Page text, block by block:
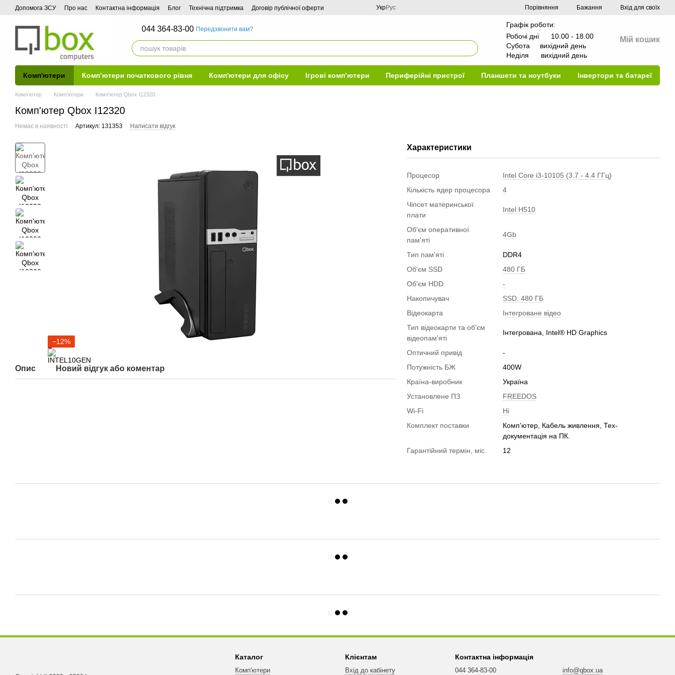
Перейти до основного контенту
Допомога ЗСУ Про нас Контактна інформація Блог Технічна підтримка Договір публічної оферти УкрРус Порівняння Бажання Вхід для своїх
044 364-83-00 Передзвонити вам?
Графік роботи:
Робочі дні 10.00 - 18.00
Субота вихідний день
Неділя вихідний день
Мій кошик
Комп'ютери Комп’ютери початкового рівня Комп'ютери для офісу Ігрові комп’ютери Периферійні пристрої Планшети та ноутбуки Інвертори та батареї
Компʼютер Комп'ютери Комп'ютер Qbox I12320
Комп'ютер Qbox I12320
Немає в наявності Артикул: 131353 Написати відгук
−12%
Опис Новий відгук або коментар
Характеристики
Процесор
Intel Core i3-10105 (3.7 - 4.4 ГГц)
Кількість ядер процесора
4
Чіпсет материнської
плати
Intel H510
Об'єм оперативної
пам'яті
4Gb
Тип пам'яті
DDR4
Об'єм SSD
480 ГБ
Об'єм HDD
-
Накопичувач
SSD: 480 ГБ
Відеокарта
Інтегроване відео
Тип відеокарти та об'єм
відеопам'яті
Інтегрована, Intel® HD Graphics
Оптичний привід
-
Потужність БЖ
400W
Країна-виробник
Україна
Установлене ПЗ
FREEDOS
Wi-Fi
Ні
Комплект поставки
Комп'ютер, Кабель живлення, Тех-
документація на ПК.
Гарантійний термін, міс.
12
Каталог
Комп'ютери
Клієнтам
Вхід до кабінету
Контактна інформація
044 364-83-00 info@qbox.ua